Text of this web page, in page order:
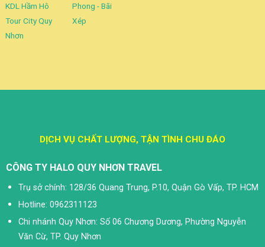
KDL Hầm Hô
Tour City Quy
Nhơn
Phong - Bãi
Xép
DỊCH VỤ CHẤT LƯỢNG, TẬN TÌNH CHU ĐÁO
CÔNG TY HALO QUY NHƠN TRAVEL
Trụ sở chính: 128/36 Quang Trung, P.10, Quận Gò Vấp, TP. HCM
Hotline: 0962311123
Chi nhánh Quy Nhơn: Số 06 Chương Dương, Phường Nguyễn
Văn Cừ, TP. Quy Nhơn